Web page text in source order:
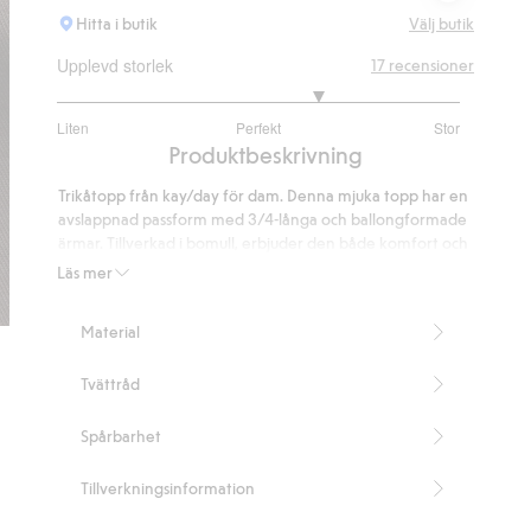
Hitta i butik Välj butik
Upplevd storlek
Liten Perfekt Stor
utav
13
betyg
17 recensioner
Produktbeskrivning
Läs mer
Trikåtopp från kay/day för dam. Denna mjuka topp har en
avslappnad passform med 3/4-långa och ballongformade
stil. Perfekt för avkoppling hemma eller som en del av en
3/4-ärm
Artikelnummer
Material
Tvättråd
Spårbarhet
Tillverkningsinformation